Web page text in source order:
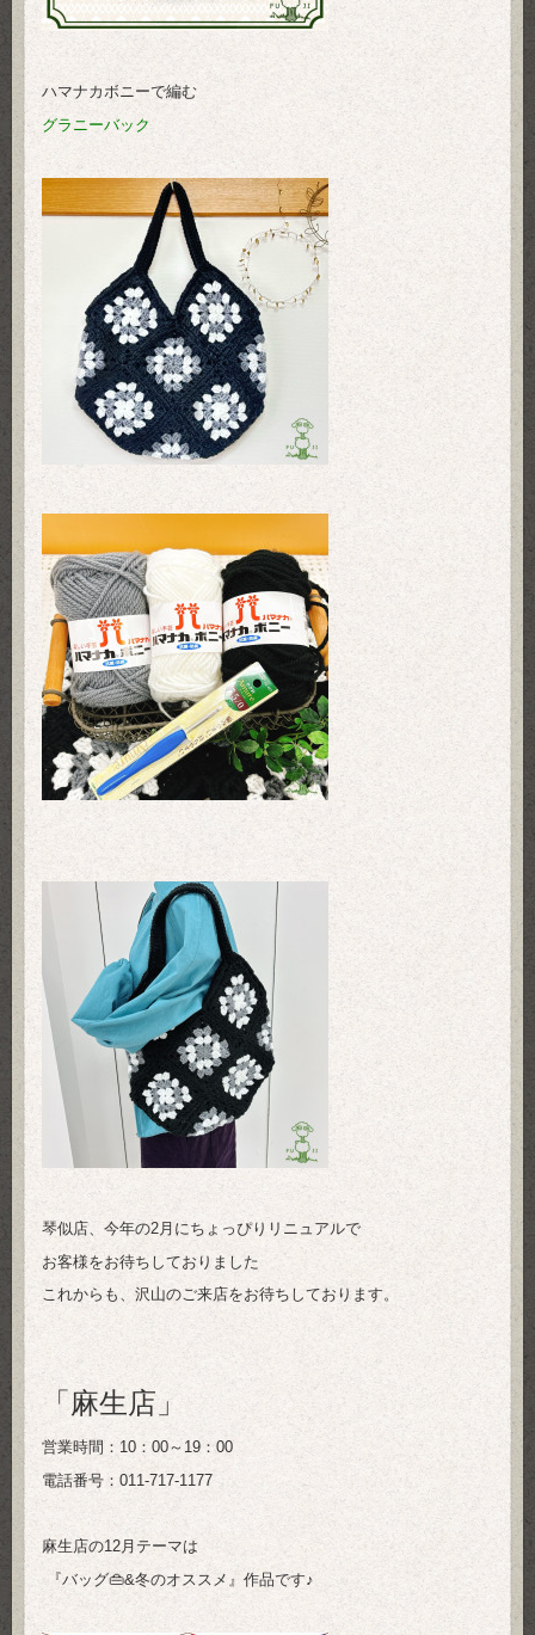
ハマナカボニーで編む
グラニーバック
琴似店、今年の2月にちょっぴりリニュアルで
お客様をお待ちしておりました
これからも、沢山のご来店をお待ちしております。
「麻生店」
営業時間：10：00～19：00
電話番号：011-717-1177
麻生店の12月テーマは
『バッグ👜&冬のオススメ』作品です♪